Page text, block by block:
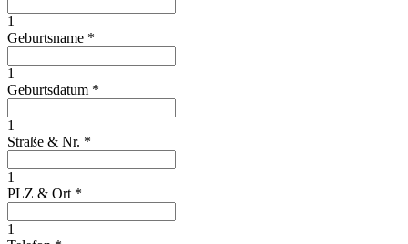
1
Geburtsname *
1
Geburtsdatum *
1
Straße & Nr. *
1
PLZ & Ort *
1